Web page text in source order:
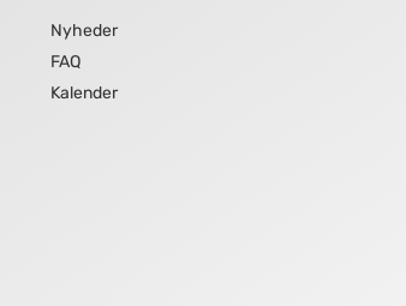
Nyheder
FAQ
Kalender